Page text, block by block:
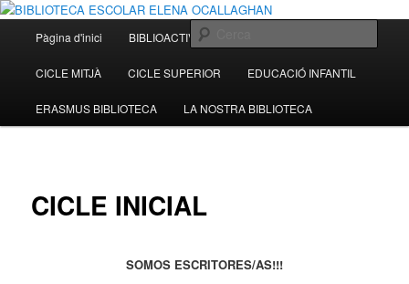
BIBLIOTECA ESCOLAR ELENA
OCALLAGHAN
Escola Sant Jordi Sant Vicenç dels Horts)
principal
Aneu
al
contingut
Pàgina d'inici BIBLIOACTIVITATS
CICLE MITJÀ CICLE SUPERIOR EDUCACIÓ INFANTIL
ERASMUS BIBLIOTECA LA NOSTRA BIBLIOTECA
CICLE INICIAL
SOMOS ESCRITORES/AS!!!